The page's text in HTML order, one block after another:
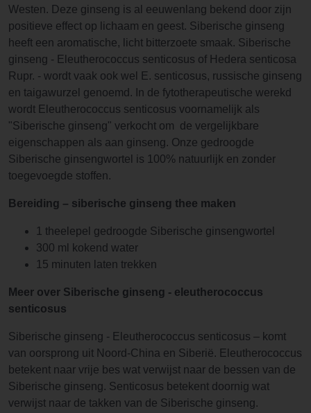
Westen. Deze ginseng is al eeuwenlang bekend door zijn
positieve effect op lichaam en geest. Siberische ginseng
heeft een aromatische, licht bitterzoete smaak. Siberische
ginseng - Eleutherococcus senticosus of Hedera senticosa
Rupr. - wordt vaak ook wel E. senticosus, russische ginseng
en taigawurzel genoemd. In de fytotherapeutische werekd
wordt Eleutherococcus senticosus voornamelijk als
"Siberische ginseng" verkocht om de vergelijkbare
eigenschappen als aan ginseng. Onze gedroogde
Siberische ginsengwortel is 100% natuurlijk en zonder
toegevoegde stoffen.
Bereiding – siberische ginseng thee maken
1 theelepel gedroogde Siberische ginsengwortel
300 ml kokend water
15 minuten laten trekken
Meer over Siberische ginseng - eleutherococcus
senticosus
Siberische ginseng - Eleutherococcus senticosus – komt
van oorsprong uit Noord-China en Siberië. Eleutherococcus
betekent naar vrije bes wat verwijst naar de bessen van de
Siberische ginseng. Senticosus betekent doornig wat
verwijst naar de takken van de Siberische ginseng.